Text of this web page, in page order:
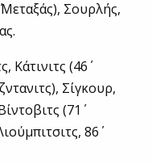
Μεταξάς), Σουρλής,
(46΄
Σίγκουρ,
(71΄
86΄